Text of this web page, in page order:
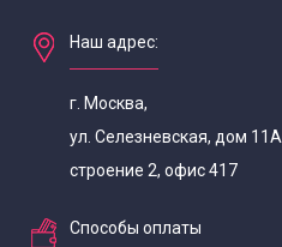
Наш адрес:
г. Москва,
ул. Селезневская, дом 11А
строение 2, офис 417
Способы оплаты